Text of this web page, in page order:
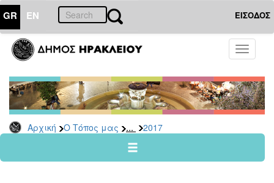
GR EN ΕΙΣΟΔΟΣ
Toggle
Αρχική Ο Τόπος μας ... 2017
ΤΟΠΟΣ
ΜΑΣ
Ανακοινώσεις
Αρχείο
2026
2024